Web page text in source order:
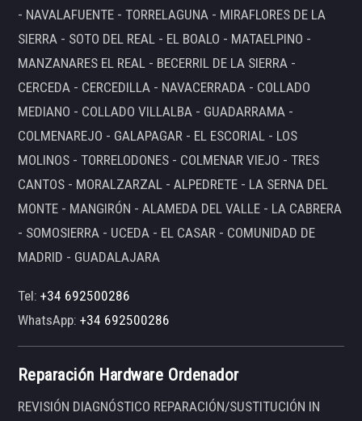
- NAVALAFUENTE - TORRELAGUNA - MIRAFLORES DE LA
SIERRA - SOTO DEL REAL - EL BOALO - MATAELPINO -
MANZANARES EL REAL - BECERRIL DE LA SIERRA -
CERCEDA - CERCEDILLA - NAVACERRADA - COLLADO
MEDIANO - COLLADO VILLALBA - GUADARRAMA -
COLMENAREJO - GALAPAGAR - EL ESCORIAL - LOS
MOLINOS - TORRELODONES - COLMENAR VIEJO - TRES
CANTOS - MORALZARZAL - ALPEDRETE - LA SERNA DEL
MONTE - MANGIRÓN - ALAMEDA DEL VALLE - LA CABRERA
- SOMOSIERRA - UCEDA - EL CASAR - COMUNIDAD DE
MADRID - GUADALAJARA
Tel:+34 692500286
WhatsApp:+34 692500286
Reparación Hardware Ordenador
REVISIÓN DIAGNÓSTICO REPARACIÓN/SUSTITUCIÓN IN